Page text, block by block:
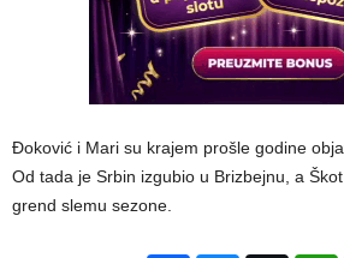
Đoković i Mari su krajem prošle godine
Od tada je Srbin izgubio u Brizbejnu, a
grend slemu sezone.